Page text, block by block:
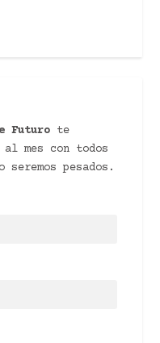
Futuro te
al mes con todos
pesados.